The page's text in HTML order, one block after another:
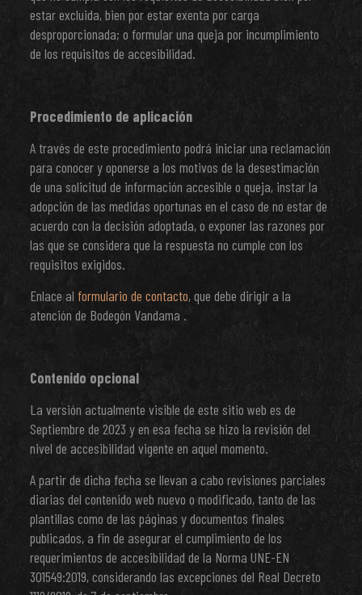
estar excluida, bien por estar exenta por carga
desproporcionada; o formular una queja por incumplimiento
de los requisitos de accesibilidad.
Procedimiento de aplicación
A través de este procedimiento podrá iniciar una reclamación
para conocer y oponerse a los motivos de la desestimación
de una solicitud de información accesible o queja, instar la
adopción de las medidas oportunas en el caso de no estar de
acuerdo con la decisión adoptada, o exponer las razones por
las que se considera que la respuesta no cumple con los
requisitos exigidos.
Enlace al formulario de contacto, que debe dirigir a la
atención de Bodegón Vandama .
Contenido opcional
La versión actualmente visible de este sitio web es de
Septiembre de 2023 y en esa fecha se hizo la revisión del
nivel de accesibilidad vigente en aquel momento.
A partir de dicha fecha se llevan a cabo revisiones parciales
diarias del contenido web nuevo o modificado, tanto de las
plantillas como de las páginas y documentos finales
publicados, a fin de asegurar el cumplimiento de los
requerimientos de accesibilidad de la Norma UNE-EN
301549:2019, considerando las excepciones del Real Decreto